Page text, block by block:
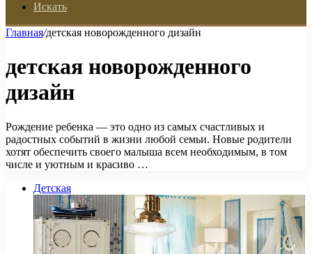
Искать
Главная/детская новорожденного дизайн
детская новорожденного
дизайн
Рождение ребенка — это одно из самых счастливых и
радостных событий в жизни любой семьи. Новые родители
хотят обеспечить своего малыша всем необходимым, в том
числе и уютным и красиво …
Детская